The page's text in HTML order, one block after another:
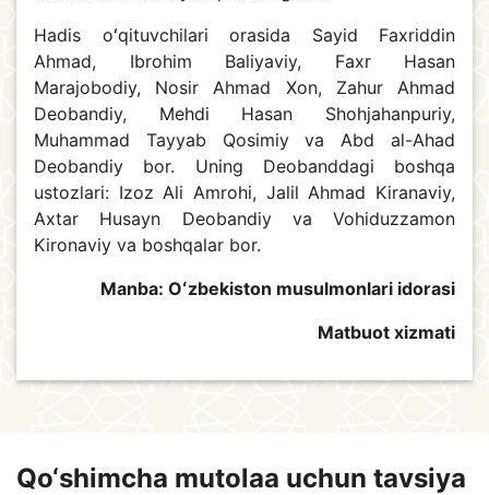
Hadis oʻqituvchilari orasida Sayid Faxriddin
Ahmad, Ibrohim Baliyaviy, Faxr Hasan
Marajobodiy, Nosir Ahmad Xon, Zahur Ahmad
Deobandiy, Mehdi Hasan Shohjahanpuriy,
Muhammad Tayyab Qosimiy va Abd al-Ahad
Deobandiy bor. Uning Deobanddagi boshqa
ustozlari: Izoz Ali Amrohi, Jalil Ahmad Kiranaviy,
Axtar Husayn Deobandiy va Vohiduzzamon
Kironaviy va boshqalar bor.
Manba: Oʻzbekiston musulmonlari idorasi
Matbuot xizmati
Qo‘shimcha mutolaa uchun tavsiya